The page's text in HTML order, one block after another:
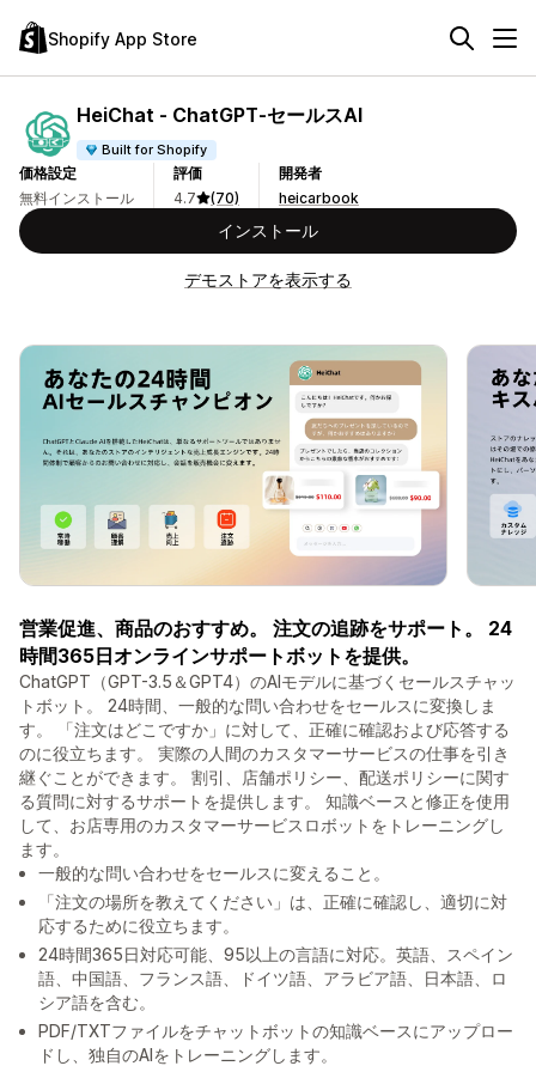
Shopify App Store
HeiChat ‑ ChatGPT‑セールスAI
Built for Shopify
価格設定
無料インストール
評価
4.7
(70)
開発者
heicarbook
インストール
デモストアを表示する
営業促進、商品のおすすめ。 注文の追跡をサポート。 24
時間365日オンラインサポートボットを提供。
ChatGPT（GPT-3.5＆GPT4）のAIモデルに基づくセールスチャッ
トボット。 24時間、一般的な問い合わせをセールスに変換しま
す。 「注文はどこですか」に対して、正確に確認および応答する
のに役立ちます。 実際の人間のカスタマーサービスの仕事を引き
継ぐことができます。 割引、店舗ポリシー、配送ポリシーに関す
る質問に対するサポートを提供します。 知識ベースと修正を使用
して、お店専用のカスタマーサービスロボットをトレーニングし
ます。
一般的な問い合わせをセールスに変えること。
「注文の場所を教えてください」は、正確に確認し、適切に対
応するために役立ちます。
24時間365日対応可能、95以上の言語に対応。英語、スペイン
語、中国語、フランス語、ドイツ語、アラビア語、日本語、ロ
シア語を含む。
PDF/TXTファイルをチャットボットの知識ベースにアップロー
ドし、独自のAIをトレーニングします。